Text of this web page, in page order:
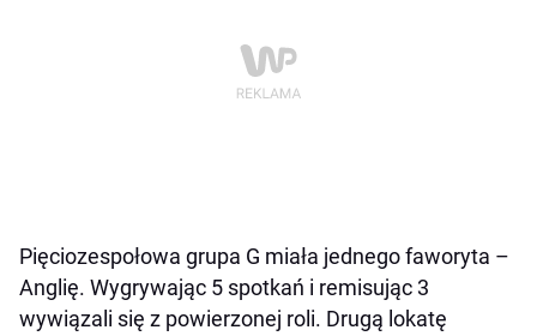
Pięciozespołowa grupa G miała jednego faworyta –
Anglię. Wygrywając 5 spotkań i remisując 3
wywiązali się z powierzonej roli. Drugą lokatę